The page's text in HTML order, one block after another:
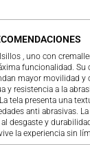
, uno con
funcionalidad. Su
mayor movilidad y
y resistencia a la
tela presenta una
anti abrasivas.
desgaste y
la experiencia sin